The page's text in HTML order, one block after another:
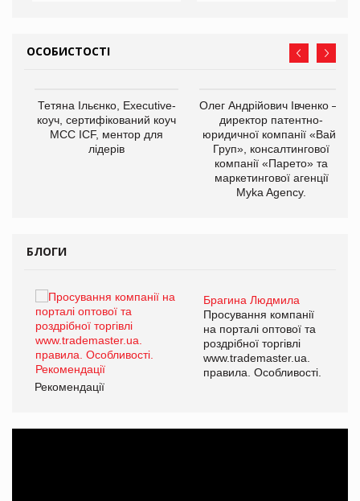
ОСОБИСТОСТІ
Тетяна Ільєнко, Executive-
коуч, сертифікований коуч
МСС ICF, ментор для
лідерів
Олег Андрійович Івченко —
директор патентно-
юридичної компанії «Вайз
Груп», консалтингової
компанії «Парето» та
маркетингової агенції
Myka Agency.
БЛОГИ
Брагина Людмила
Просування компанії
на порталі оптової та
роздрібної торгівлі
www.trademaster.ua.
правила. Особливості.
Рекомендації